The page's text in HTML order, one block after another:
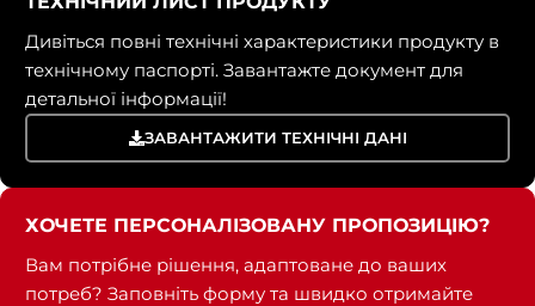
Дивіться повні технічні характеристики продукту в
технічному паспорті. Завантажте документ для
детальної інформації!
ЗАВАНТАЖИТИ ТЕХНІЧНІ ДАНІ
ХОЧЕТЕ ПЕРСОНАЛІЗОВАНУ ПРОПОЗИЦІЮ?
Вам потрібне рішення, адаптоване до ваших
потреб? Заповніть форму та швидко отримайте